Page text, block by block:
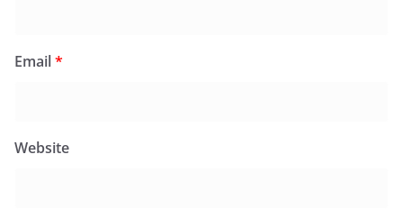
Email*
Website